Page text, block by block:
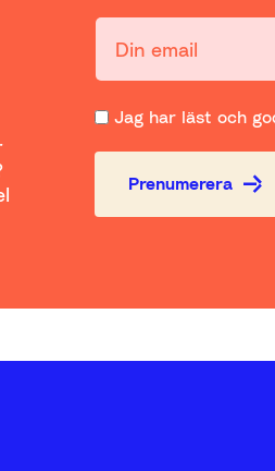
Jag har läst och
Prenumerera